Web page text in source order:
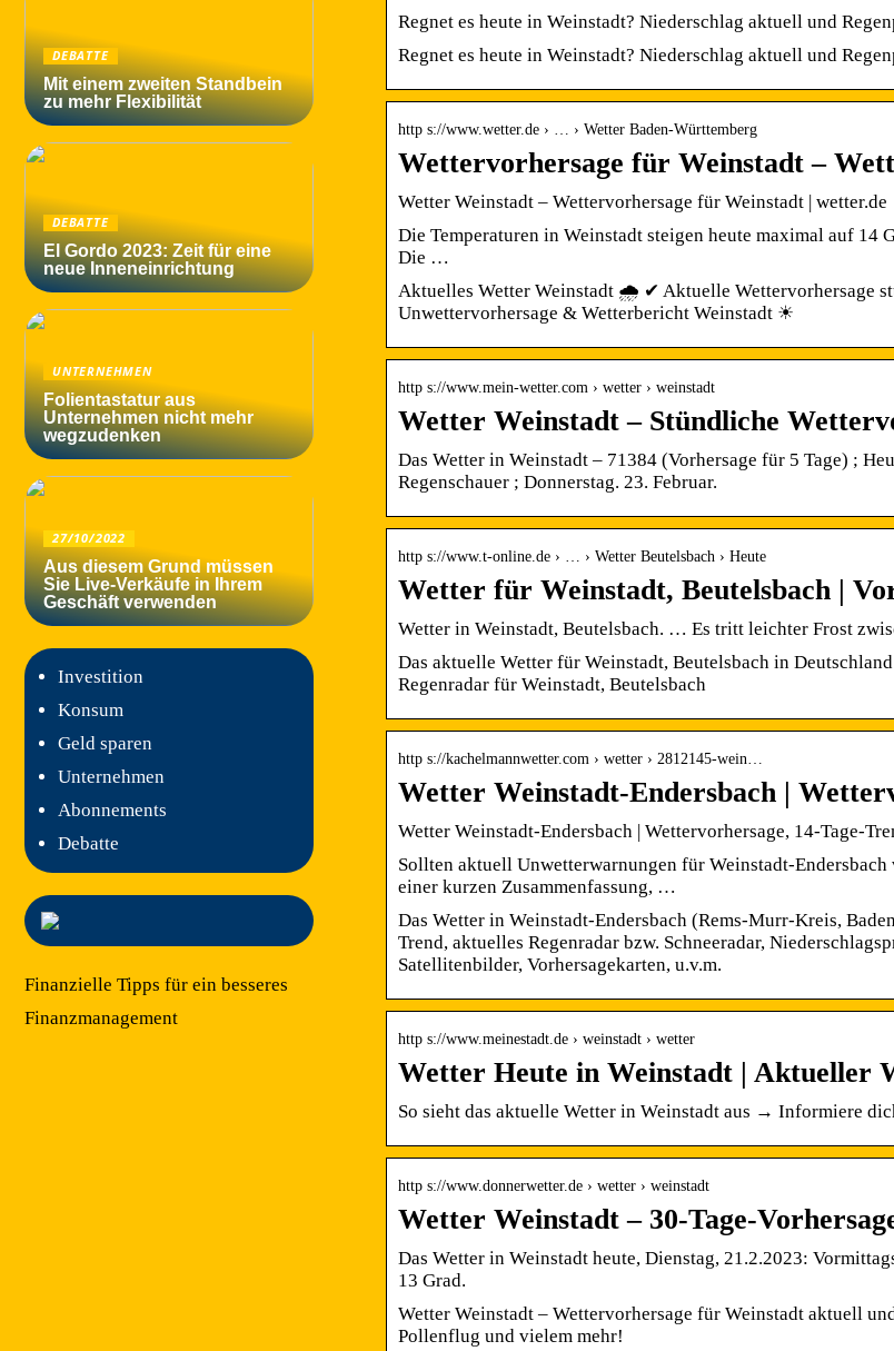
Regnet es heute in Weinstadt? Niederschlag aktuell und
Regnet es heute in Weinstadt? Niederschlag aktuell und
http s://www.wetter.de › … › Wetter Baden-Württemberg
Wettervorhersage für Weinstadt –
Wetter Weinstadt – Wettervorhersage für Weinstadt | wetter.de
Die Temperaturen in Weinstadt steigen heute maximal auf
Die …
Aktuelles Wetter Weinstadt 🌧️ ✔ Aktuelle Wettervorhersage
Unwettervorhersage & Wetterbericht Weinstadt ☀
http s://www.mein-wetter.com › wetter › weinstadt
Wetter Weinstadt – Stündliche
Das Wetter in Weinstadt – 71384 (Vorhersage für 5 Tage) ;
Regenschauer ; Donnerstag. 23. Februar.
http s://www.t-online.de › … › Wetter Beutelsbach › Heute
Wetter für Weinstadt, Beutelsbach |
Wetter in Weinstadt, Beutelsbach. … Es tritt leichter Frost
Das aktuelle Wetter für Weinstadt, Beutelsbach in
Regenradar für Weinstadt, Beutelsbach
http s://kachelmannwetter.com › wetter › 2812145-wein…
Wetter Weinstadt-Endersbach |
Wetter Weinstadt-Endersbach | Wettervorhersage, 14-Tage-
Sollten aktuell Unwetterwarnungen für Weinstadt-
einer kurzen Zusammenfassung, …
Das Wetter in Weinstadt-Endersbach (Rems-Murr-Kreis,
Trend, aktuelles Regenradar bzw. Schneeradar,
Satellitenbilder, Vorhersagekarten, u.v.m.
http s://www.meinestadt.de › weinstadt › wetter
Wetter Heute in Weinstadt | Aktueller
So sieht das aktuelle Wetter in Weinstadt aus → Informiere
http s://www.donnerwetter.de › wetter › weinstadt
Wetter Weinstadt – 30-Tage-
Das Wetter in Weinstadt heute, Dienstag, 21.2.2023:
13 Grad.
Wetter Weinstadt – Wettervorhersage für Weinstadt aktuell
Pollenflug und vielem mehr!
DEBATTE
Mit einem zweiten Standbein
zu mehr Flexibilität
DEBATTE
El Gordo 2023: Zeit für eine
neue Inneneinrichtung
UNTERNEHMEN
Folientastatur aus
Unternehmen nicht mehr
wegzudenken
27/10/2022
Aus diesem Grund müssen
Sie Live-Verkäufe in Ihrem
Geschäft verwenden
Investition
Konsum
Geld sparen
Unternehmen
Abonnements
Debatte
Finanzielle Tipps für ein besseres
Finanzmanagement